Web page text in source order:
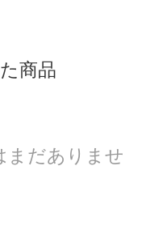
商品
まだありませ